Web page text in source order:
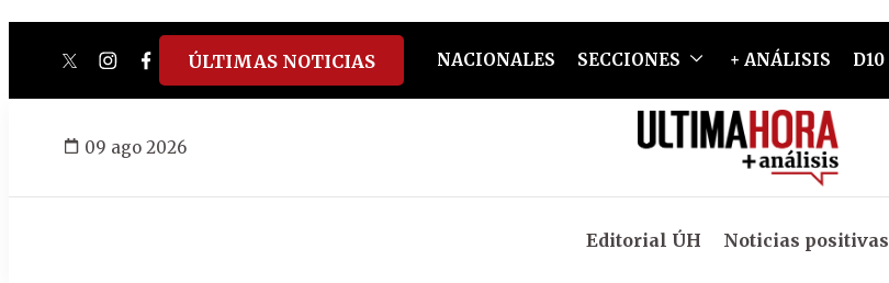
twitterinstagram
facebook
tiktokyoutube
spotify
ÚLTIMAS NOTICIAS NACIONALES SECCIONES + ANÁLISIS D10
09 ago 2026
Editorial ÚH Noticias positivas